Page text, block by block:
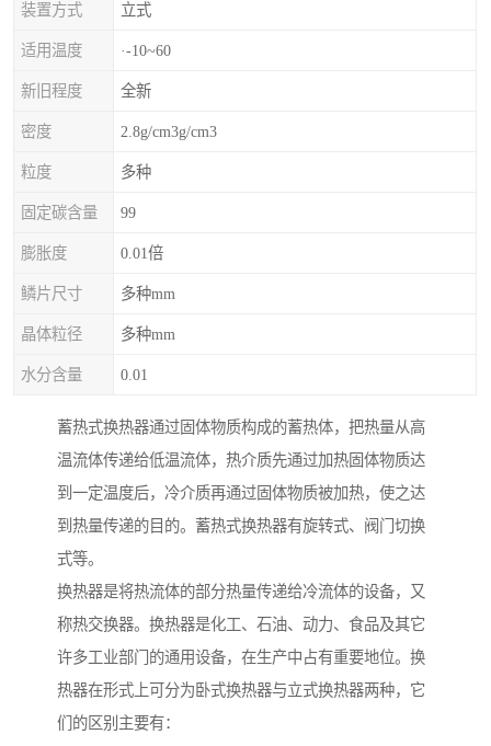
装置方式 立式
适用温度 ·-10~60
新旧程度 全新
密度 2.8g/cm3g/cm3
粒度 多种
固定碳含量 99
膨胀度 0.01倍
鳞片尺寸 多种mm
晶体粒径 多种mm
水分含量 0.01
蓄热式换热器通过固体物质构成的蓄热体，把热量从高
温流体传递给低温流体，热介质先通过加热固体物质达
到一定温度后，冷介质再通过固体物质被加热，使之达
到热量传递的目的。蓄热式换热器有旋转式、阀门切换
式等。
换热器是将热流体的部分热量传递给冷流体的设备，又
称热交换器。换热器是化工、石油、动力、食品及其它
许多工业部门的通用设备，在生产中占有重要地位。换
热器在形式上可分为卧式换热器与立式换热器两种，它
们的区别主要有：